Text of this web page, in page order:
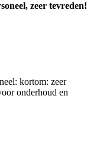
zeer tevreden!
kortom: zeer
onderhoud en